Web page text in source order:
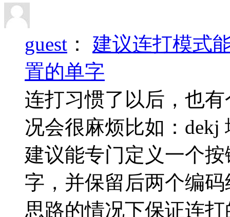
guest ： 建议连打模式
置的单字
连打习惯了以后，也
况会很麻烦比如：dekj
建议能专门定义一个
字，并保留后两个编
思路的情况下保证连